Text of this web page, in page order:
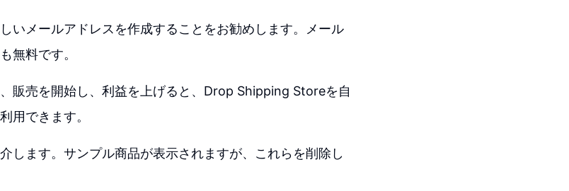
いメールアドレスを作成することをお勧めします。メール
無料です。
販売を開始し、利益を上げると、Drop Shipping Storeを自
用できます。
します。サンプル商品が表示されますが、これらを削除し